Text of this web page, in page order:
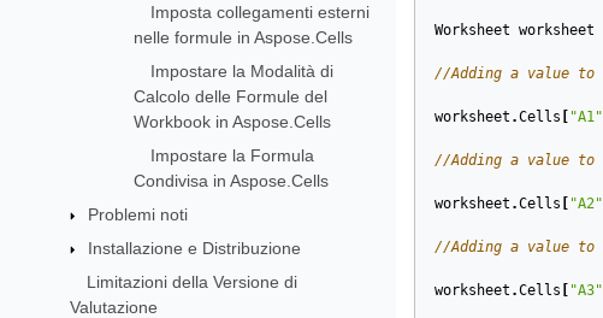
Imposta collegamenti esterni
nelle formule in Aspose.Cells
Impostare la Modalità di
Calcolo delle Formule del
Workbook in Aspose.Cells
Impostare la Formula
Condivisa in Aspose.Cells
Problemi noti
Installazione e Distribuzione
Limitazioni della Versione di
Valutazione
Worksheet worksheet
//Adding a value to
worksheet .Cells "A1"
//Adding a value to
worksheet .Cells "A2"
//Adding a value to
worksheet .Cells "A3"